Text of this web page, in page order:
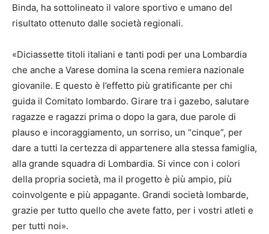
Binda, ha sottolineato il valore sportivo e umano del
risultato ottenuto dalle società regionali.
«Diciassette titoli italiani e tanti podi per una Lombardia
che anche a Varese domina la scena remiera nazionale
giovanile. E questo è l’effetto più gratificante per chi
guida il Comitato lombardo. Girare tra i gazebo, salutare
ragazze e ragazzi prima o dopo la gara, due parole di
plauso e incoraggiamento, un sorriso, un “cinque”, per
dare a tutti la certezza di appartenere alla stessa famiglia,
alla grande squadra di Lombardia. Si vince con i colori
della propria società, ma il progetto è più ampio, più
coinvolgente e più appagante. Grandi società lombarde,
grazie per tutto quello che avete fatto, per i vostri atleti e
per tutti noi».